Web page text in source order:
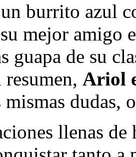
burrito azul
mejor amigo
guapa de su
Ariol
mismas dudas,
llenas